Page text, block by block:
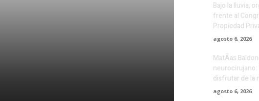
Bajo la lluvia,
frente al
Propiedad
agosto 6, 2026
MatÃ­as
neurocirujano:
disfrutar de la
agosto 6, 2026